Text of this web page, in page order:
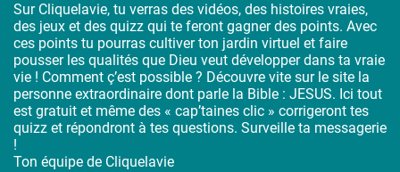
Sur Cliquelavie, tu verras des vidéos, des histoires vraies,
des jeux et des quizz qui te feront gagner des points. Avec
ces points tu pourras cultiver ton jardin virtuel et faire
pousser les qualités que Dieu veut développer dans ta vraie
vie ! Comment ç’est possible ? Découvre vite sur le site la
personne extraordinaire dont parle la Bible : JESUS. Ici tout
est gratuit et même des « cap’taines clic » corrigeront tes
quizz et répondront à tes questions. Surveille ta messagerie
!
Ton équipe de Cliquelavie